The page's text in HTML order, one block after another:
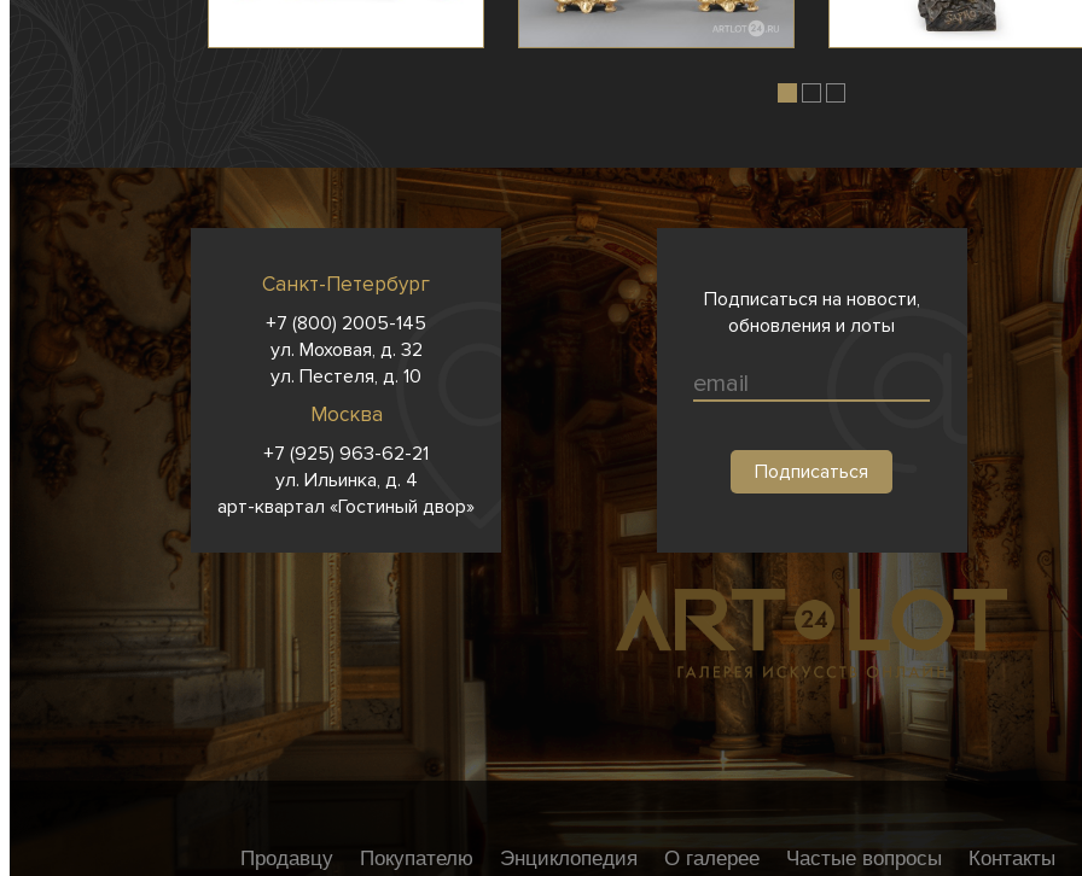
Санкт-Петербург
+7 (800) 2005-145
ул. Моховая, д. 32
ул. Пестеля, д. 10
Москва
+7 (925) 963-62-21
ул. Ильинка, д. 4
арт-квартал «Гостиный двор»
Подписаться на новости,
обновления и лоты
Продавцу Покупателю Энциклопедия О галерее Частые вопросы Контакты